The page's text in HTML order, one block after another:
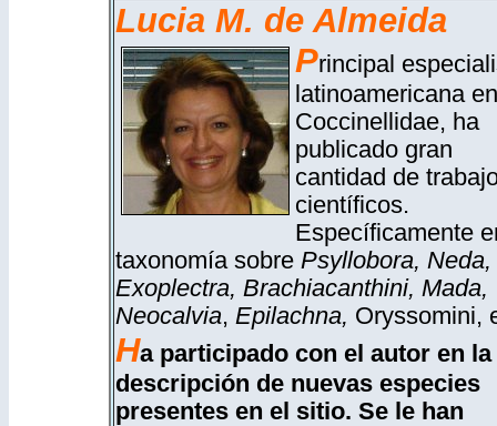
Lucia M. de Almeida
Principal
latinoamericana en
Coccinellidae, ha
publicado gran
cantidad de
científicos.
Específicamente
taxonomía sobre Psyllobora, Neda,
Exoplectra, Brachiacanthini, Mada,
Neocalvia, Epilachna, Oryssomini,
Ha participado con el autor en la
descripción de nuevas especies
presentes en el sitio. Se le han